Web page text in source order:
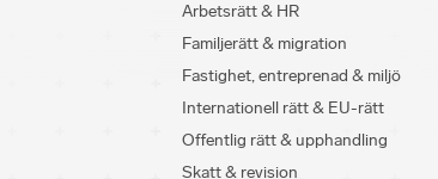
Arbetsrätt & HR
Familjerätt & migration
Fastighet, entreprenad & miljö
Internationell rätt & EU-rätt
Offentlig rätt & upphandling
Skatt & revision